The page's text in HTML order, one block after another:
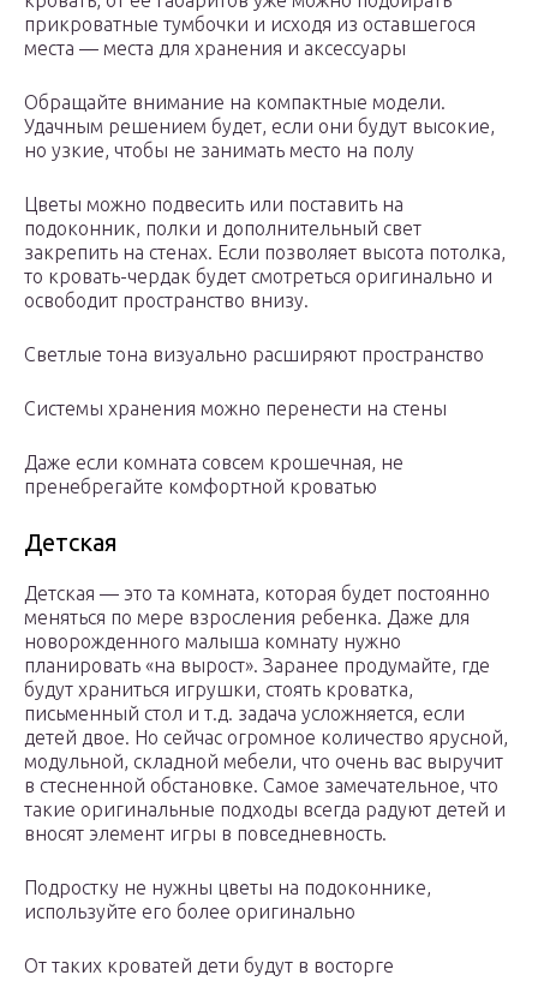
прикроватные тумбочки и исходя из оставшегося
места — места для хранения и аксессуары
Обращайте внимание на компактные модели.
Удачным решением будет, если они будут высокие,
но узкие, чтобы не занимать место на полу
Цветы можно подвесить или поставить на
подоконник, полки и дополнительный свет
закрепить на стенах. Если позволяет высота потолка,
то кровать-чердак будет смотреться оригинально и
освободит пространство внизу.
Светлые тона визуально расширяют пространство
Системы хранения можно перенести на стены
Даже если комната совсем крошечная, не
пренебрегайте комфортной кроватью
Детская
Детская — это та комната, которая будет постоянно
меняться по мере взросления ребенка. Даже для
новорожденного малыша комнату нужно
планировать «на вырост». Заранее продумайте, где
будут храниться игрушки, стоять кроватка,
письменный стол и т.д. задача усложняется, если
детей двое. Но сейчас огромное количество ярусной,
модульной, складной мебели, что очень вас выручит
в стесненной обстановке. Самое замечательное, что
такие оригинальные подходы всегда радуют детей и
вносят элемент игры в повседневность.
Подростку не нужны цветы на подоконнике,
используйте его более оригинально
От таких кроватей дети будут в восторге